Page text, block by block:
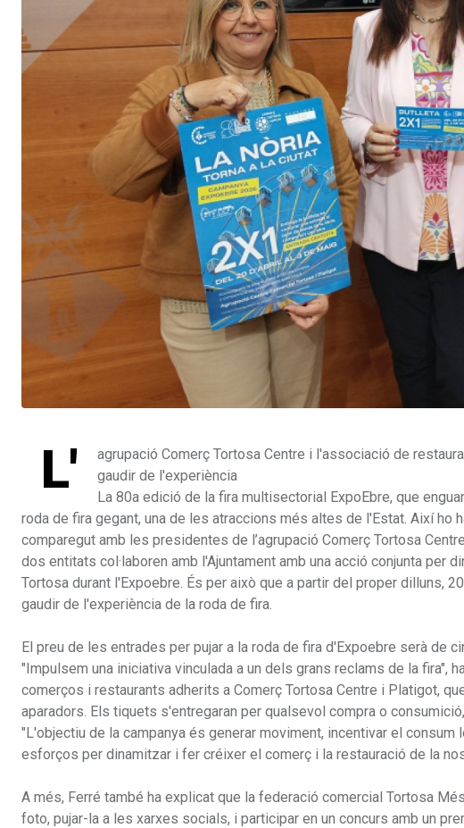
L'
agrupació Comerç Tortosa Centre i l'associació de
gaudir de l'experiència
La 80a edició de la fira multisectorial ExpoEbre, que
roda de fira gegant, una de les atraccions més altes de l'Estat. Així ho
comparegut amb les presidentes de l’agrupació Comerç Tortosa
dos entitats col·laboren amb l'Ajuntament amb una acció conjunta per
Tortosa durant l'Expoebre. És per això que a partir del proper dilluns,
gaudir de l'experiència de la roda de fira.
El preu de les entrades per pujar a la roda de fira d'Expoebre serà de
"Impulsem una iniciativa vinculada a un dels grans reclams de la fira",
comerços i restaurants adherits a Comerç Tortosa Centre i Platigot,
aparadors. Els tiquets s'entregaran per qualsevol compra o
"L'objectiu de la campanya és generar moviment, incentivar el
esforços per dinamitzar i fer créixer el comerç i la restauració de la
A més, Ferré també ha explicat que la federació comercial Tortosa
foto, pujar-la a les xarxes socials, i participar en un concurs amb un